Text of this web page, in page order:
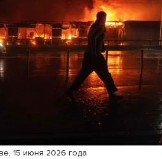
15 июня 2026 года